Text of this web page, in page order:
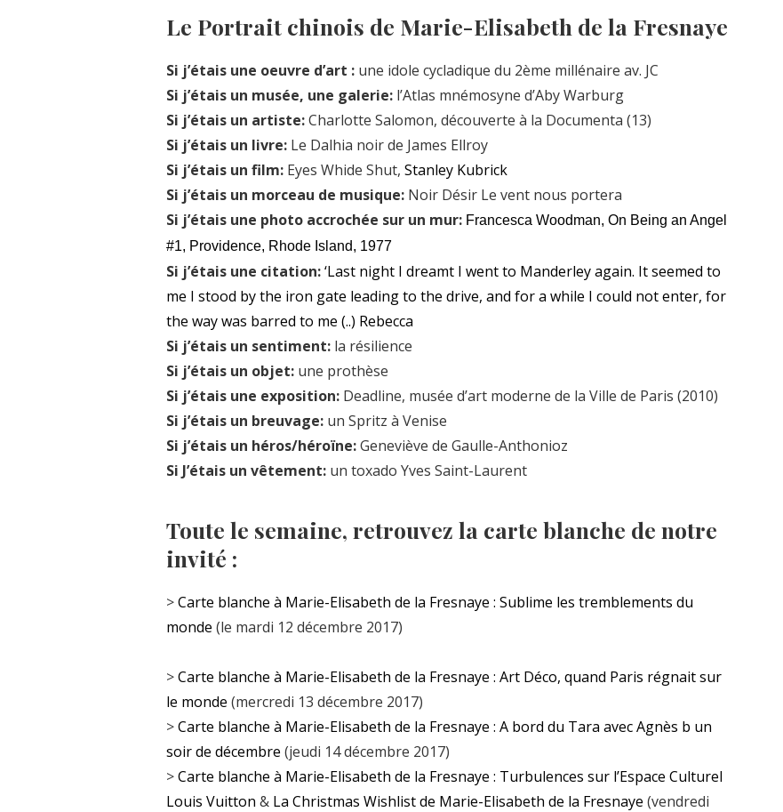
Le Portrait chinois de Marie-Elisabeth de la Fresnaye
Si j’étais une oeuvre d’art : une idole cycladique du 2ème millénaire av. JC
Si j’étais un musée, une galerie: l’Atlas mnémosyne d’Aby Warburg
Si j’étais un artiste:Charlotte Salomon, découverte à la Documenta (13)
Si j’étais un livre: Le Dalhia noir de James Ellroy
Si j’étais un film: Eyes Whide Shut, Stanley Kubrick
Si j’étais un morceau de musique: Noir Désir Le vent nous portera
Si j’étais une photo accrochée sur un mur: Francesca Woodman, On Being an Angel
#1, Providence, Rhode Island, 1977
Si j’étais une citation:‘Last night I dreamt I went to Manderley again. It seemed to
me I stood by the iron gate leading to the drive, and for a while I could not enter, for
the way was barred to me (..) Rebecca
Si j’étais un sentiment: la résilience
Si j’étais un objet: une prothèse
Si j’étais une exposition: Deadline, musée d’art moderne de la Ville de Paris (2010)
Si j’étais un breuvage: un Spritz à Venise
Si j’étais un héros/héroïne:Geneviève de Gaulle-Anthonioz
Si J’étais un vêtement: un toxado Yves Saint-Laurent
Toute le semaine, retrouvez la carte blanche de notre
invité :
>Carte blanche à Marie-Elisabeth de la Fresnaye : Sublime les tremblements du
monde (le mardi 12 décembre 2017)
>Carte blanche à Marie-Elisabeth de la Fresnaye : Art Déco, quand Paris régnait sur
le monde (mercredi 13 décembre 2017)
>Carte blanche à Marie-Elisabeth de la Fresnaye : A bord du Tara avec Agnès b un
soir de décembre (jeudi 14 décembre 2017)
>Carte blanche à Marie-Elisabeth de la Fresnaye : Turbulences sur l’Espace Culturel
Louis Vuitton & La Christmas Wishlist de Marie-Elisabeth de la Fresnaye (vendredi